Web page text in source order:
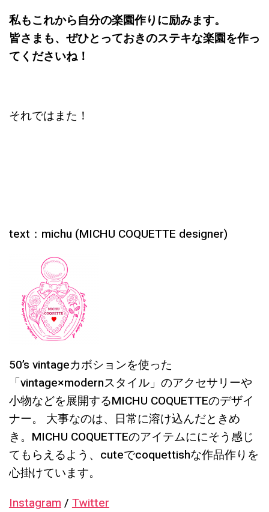
私もこれから自分の楽園作りに励みます。
皆さまも、ぜひとっておきのステキな楽園を作っ
てくださいね！
それではまた！
text：michu (MICHU COQUETTE designer)
50’s vintageカボションを使った
「vintage×modernスタイル」のアクセサリーや
小物などを展開するMICHU COQUETTEのデザイ
ナー。 大事なのは、日常に溶け込んだときめ
き。MICHU COQUETTEのアイテムににそう感じ
てもらえるよう、cuteでcoquettishな作品作りを
心掛けています。
Instagram/ Twitter